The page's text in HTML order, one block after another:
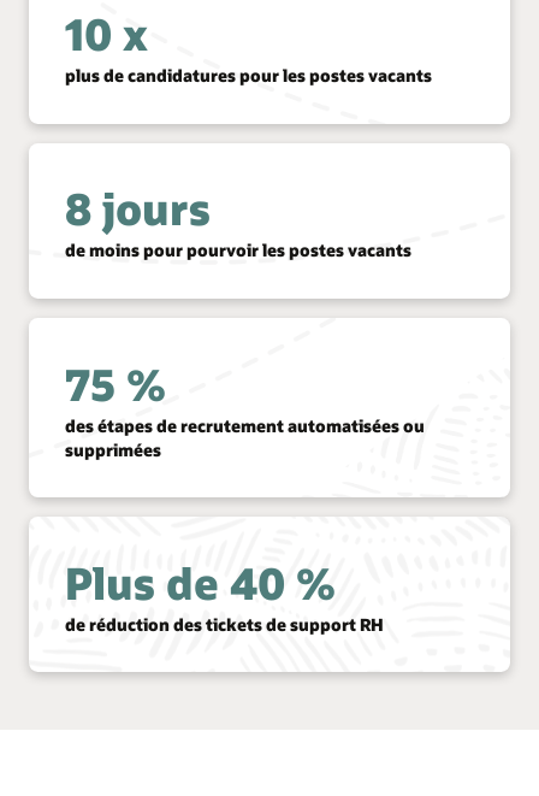
10 x
plus de candidatures pour les postes vacants
8 jours
de moins pour pourvoir les postes vacants
75 %
des étapes de recrutement automatisées ou
supprimées
Plus de 40 %
de réduction des tickets de support RH